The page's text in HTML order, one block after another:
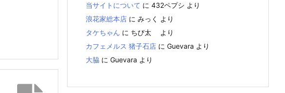
当サイトについて に 432ペプシ より
浪花家総本店 に みっく
より
タケちゃん に ちび太
より
カフェメルス 猪子石店 に Guevara より
大脇 に Guevara より